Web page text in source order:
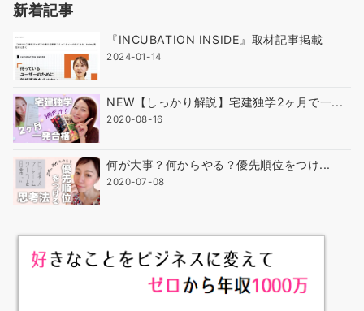
新着記事
『INCUBATION INSIDE』取材記事掲載
2024-01-14
NEW【しっかり解説】宅建独学2ヶ月で一...
2020-08-16
何が大事？何からやる？優先順位をつけ...
2020-07-08